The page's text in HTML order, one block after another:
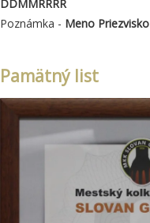
DDMMRRRR
Poznámka - Meno Priezvisko
Pamätný list